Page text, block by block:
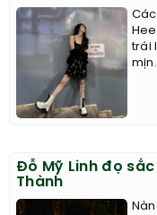
trái
mịn.
Đỗ Mỹ Linh đọ
Thành